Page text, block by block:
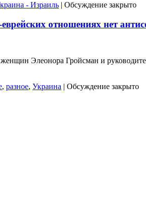
- Израиль | Обсуждение закрыто
отношениях нет
женщин Элеонора Гройсман и
, разное, Украина | Обсуждение закрыто